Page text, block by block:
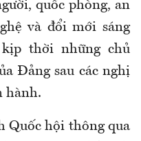
quốc phòng, an
và đổi mới sáng
thời những chủ
Đảng sau các nghị
hành.
Quốc hội thông qua